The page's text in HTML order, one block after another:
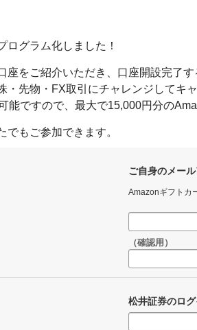
ログラム化しました！
座をご紹介いただき、口座開設完了
・先物・FX取引にチャレンジしてキ
能ですので、最大で15,000円分の
でもご参加できます。